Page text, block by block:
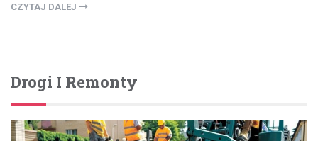
CZYTAJ DALEJ
Drogi I Remonty